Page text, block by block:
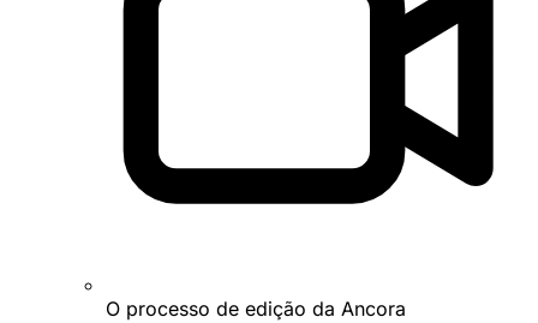
O processo de edição da Ancora